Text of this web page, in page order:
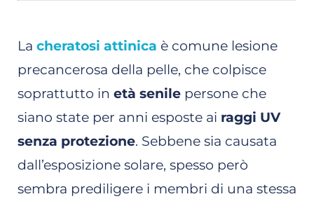
La cheratosi attinica è comune lesione
precancerosa della pelle, che colpisce
soprattutto in età senile persone che
siano state per anni esposte ai raggi UV
senza protezione. Sebbene sia causata
dall’esposizione solare, spesso però
sembra prediligere i membri di una stessa